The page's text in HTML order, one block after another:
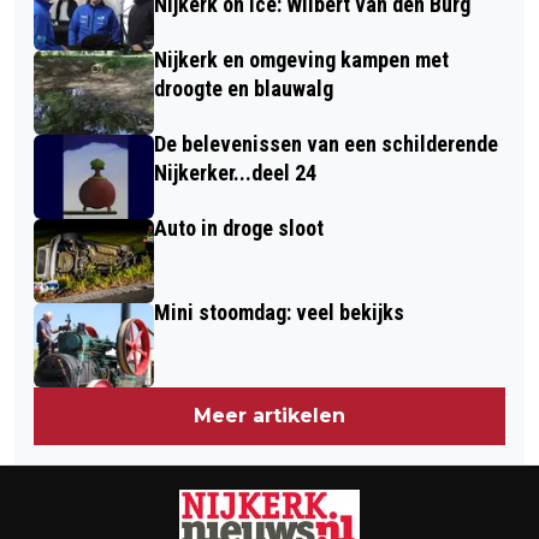
IS VERSCHENEN
Nijkerk en omgeving kampen met
droogte en blauwalg
De belevenissen van een schilderende
Nijkerker...deel 24
Auto in droge sloot
Mini stoomdag: veel bekijks
Meer artikelen